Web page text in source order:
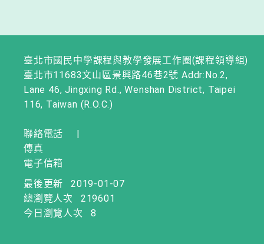
臺北市國民中學課程與教學發展工作圈(課程領導組)
臺北市11683文山區景興路46巷2號 Addr:No.2,
Lane 46, Jingxing Rd., Wenshan District, Taipei
116, Taiwan (R.O.C.)
聯絡電話
|
傳真
電子信箱
最後更新
2019-01-07
總瀏覽人次
219601
今日瀏覽人次
8